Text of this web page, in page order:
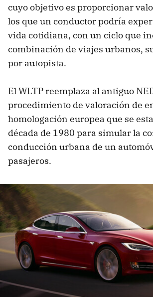
cuyo objetivo es proporcionar
los que un conductor podría
vida cotidiana, con un ciclo que
combinación de viajes urbanos,
por autopista.
El WLTP reemplaza al antiguo
procedimiento de valoración de
homologación europea que se
década de 1980 para simular la
conducción urbana de un
pasajeros.